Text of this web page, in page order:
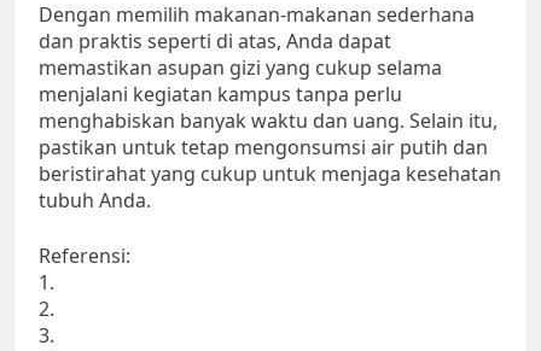
Dengan memilih makanan-makanan sederhana
dan praktis seperti di atas, Anda dapat
memastikan asupan gizi yang cukup selama
menjalani kegiatan kampus tanpa perlu
menghabiskan banyak waktu dan uang. Selain itu,
pastikan untuk tetap mengonsumsi air putih dan
beristirahat yang cukup untuk menjaga kesehatan
tubuh Anda.
Referensi:
1.
2.
3.